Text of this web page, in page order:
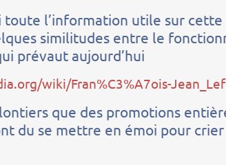
l’information utile sur cette
similitudes entre le
prévaut aujourd’hui
wiki/Fran%C3%A7ois-
que des promotions
du se mettre en émoi pour